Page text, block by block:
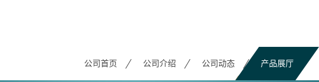
公司首页 公司介绍 公司动态 产品展厅